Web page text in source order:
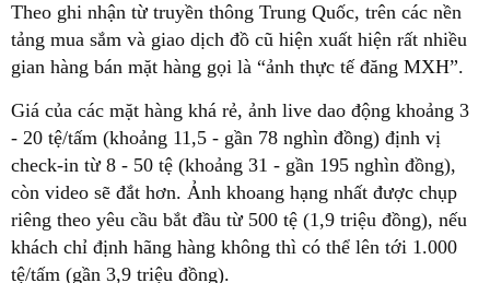
Theo ghi nhận từ truyền thông Trung Quốc, trên các nền
tảng mua sắm và giao dịch đồ cũ hiện xuất hiện rất nhiều
gian hàng bán mặt hàng gọi là “ảnh thực tế đăng MXH”.
Giá của các mặt hàng khá rẻ, ảnh live dao động khoảng 3
- 20 tệ/tấm (khoảng 11,5 - gần 78 nghìn đồng) định vị
check-in từ 8 - 50 tệ (khoảng 31 - gần 195 nghìn đồng),
còn video sẽ đắt hơn. Ảnh khoang hạng nhất được chụp
riêng theo yêu cầu bắt đầu từ 500 tệ (1,9 triệu đồng), nếu
khách chỉ định hãng hàng không thì có thể lên tới 1.000
tệ/tấm (gần 3,9 triệu đồng).